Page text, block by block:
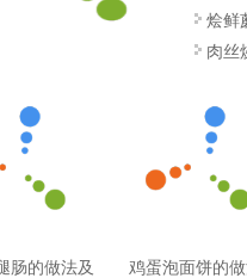
烩鲜
肉丝
肠的做法及 鸡蛋泡面饼的